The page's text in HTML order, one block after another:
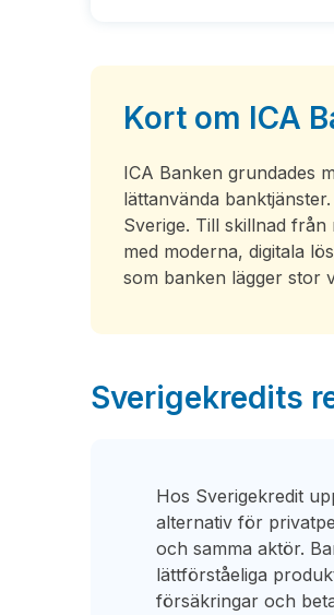
Kort om ICA
ICA Banken grundades
lättanvända
Sverige. Till skillnad
med moderna, digitala
som banken lägger stor
Sverigekredits
Hos Sverigekredit
alternativ för
och samma aktör.
lättförståeliga
försäkringar och